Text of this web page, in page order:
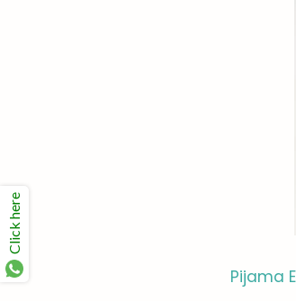
Pijama
Click here